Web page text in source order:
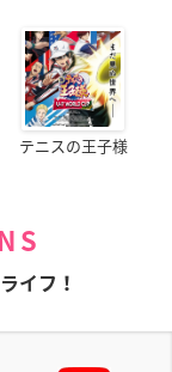
テニスの王子様
イフ！